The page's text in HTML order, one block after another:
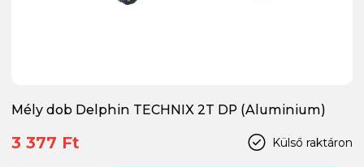
Mély dob Delphin TECHNIX 2T DP (Aluminium)
Külső raktáron
3 377 Ft